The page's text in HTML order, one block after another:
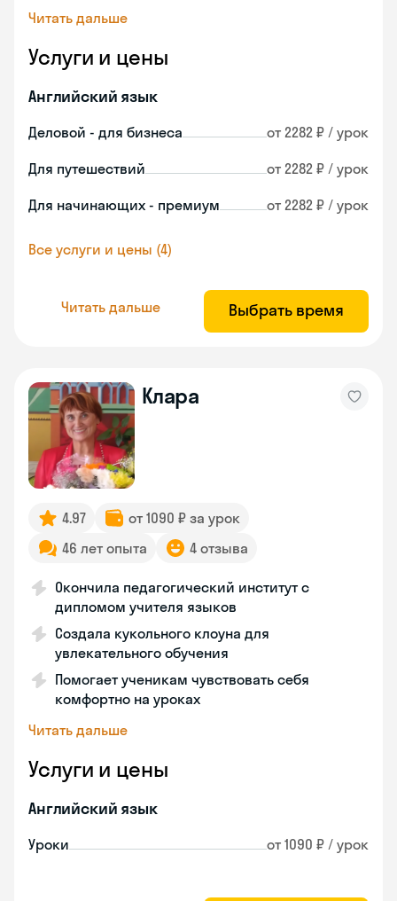
Читать дальше
Услуги и цены
Английский язык
Деловой - для бизнеса от 2282 ₽ / урок
Для путешествий от 2282 ₽ / урок
Для начинающих - премиум от 2282 ₽ / урок
Все услуги и цены (4)
Читать дальше Выбрать время
Клара
4.97
от 1090 ₽ за урок
46 лет опыта
4 отзыва
Окончила педагогический институт с
дипломом учителя языков
Создала кукольного клоуна для
увлекательного обучения
Помогает ученикам чувствовать себя
комфортно на уроках
Читать дальше
Услуги и цены
Английский язык
Уроки от 1090 ₽ / урок